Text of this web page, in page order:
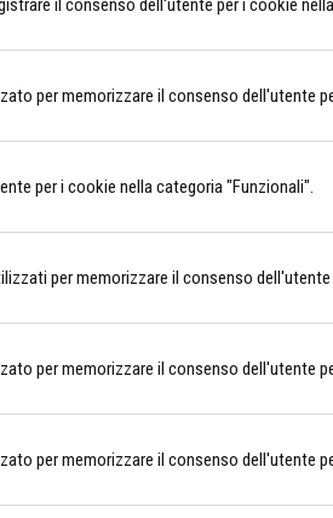
il consenso dell'utente per i cookie
per memorizzare il consenso dell'utente
per i cookie nella categoria "Funzionali".
per memorizzare il consenso
per memorizzare il consenso dell'utente
per memorizzare il consenso dell'utente